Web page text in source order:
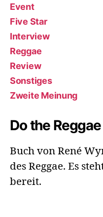
Event
Five Star
Interview
Reggae
Review
Sonstiges
Zweite Meinung
Do the Reggae
Buch von René
des Reggae. Es
bereit.